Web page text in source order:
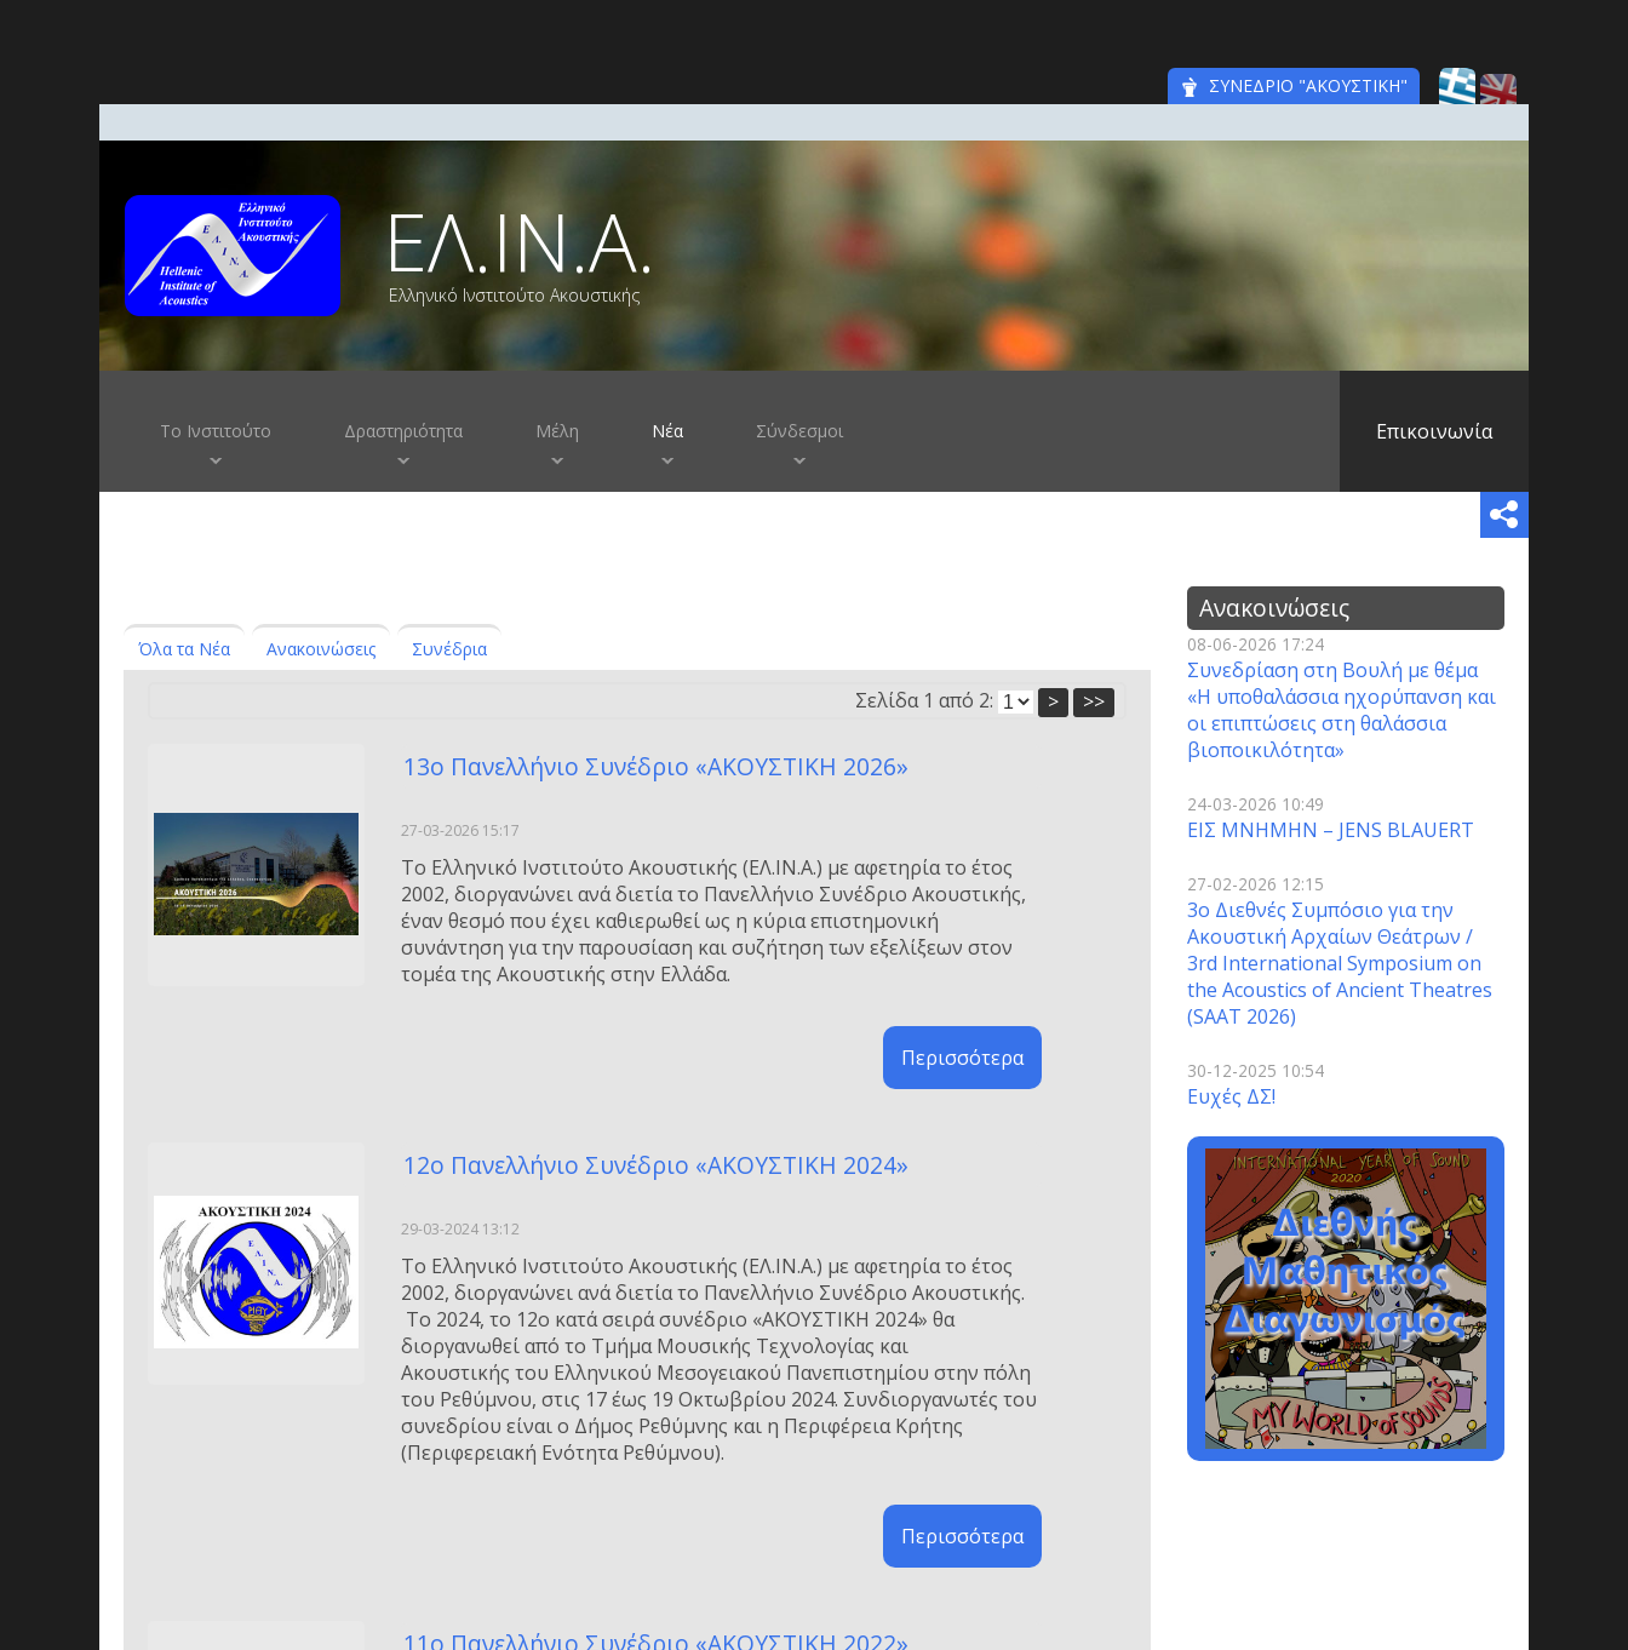
ΣΥΝΕΔΡΙΟ "ΑΚΟΥΣΤΙΚΗ"
ΕΛ.ΙΝ.Α.
Ελληνικό Ινστιτούτο Ακουστικής
Το Ινστιτούτο Δραστηριότητα Μέλη Νέα Σύνδεσμοι Επικοινωνία
Όλα τα Νέα Ανακοινώσεις Συνέδρια
Σελίδα 1 από 2: > >>
13o Πανελλήνιο Συνέδριο «ΑΚΟΥΣΤΙΚΗ 2026»
27-03-2026 15:17
Το Ελληνικό Ινστιτούτο Ακουστικής (ΕΛ.ΙΝ.Α.) με αφετηρία το έτος
2002, διοργανώνει ανά διετία το Πανελλήνιο Συνέδριο Ακουστικής,
έναν θεσμό που έχει καθιερωθεί ως η κύρια επιστημονική
συνάντηση για την παρουσίαση και συζήτηση των εξελίξεων στον
τομέα της Ακουστικής στην Ελλάδα.
Περισσότερα
12o Πανελλήνιο Συνέδριο «ΑΚΟΥΣΤΙΚΗ 2024»
29-03-2024 13:12
Το Ελληνικό Ινστιτούτο Ακουστικής (ΕΛ.ΙΝ.Α.) με αφετηρία το έτος
2002, διοργανώνει ανά διετία το Πανελλήνιο Συνέδριο Ακουστικής.
Το 2024, το 12ο κατά σειρά συνέδριο «ΑΚΟΥΣΤΙΚΗ 2024» θα
διοργανωθεί από το Τμήμα Μουσικής Τεχνολογίας και
Ακουστικής του Ελληνικού Μεσογειακού Πανεπιστημίου στην πόλη
του Ρεθύμνου, στις 17 έως 19 Οκτωβρίου 2024. Συνδιοργανωτές του
συνεδρίου είναι ο Δήμος Ρεθύμνης και η Περιφέρεια Κρήτης
(Περιφερειακή Ενότητα Ρεθύμνου).
Περισσότερα
Ανακοινώσεις
08-06-2026 17:24
Συνεδρίαση στη Βουλή με θέμα
«Η υποθαλάσσια ηχορύπανση και
οι επιπτώσεις στη θαλάσσια
βιοποικιλότητα»
24-03-2026 10:49
ΕΙΣ ΜΝΗΜΗΝ – JENS BLAUERT
27-02-2026 12:15
3o Διεθνές Συμπόσιο για την
Ακουστική Αρχαίων Θεάτρων /
3rd International Symposium on
the Acoustics of Ancient Theatres
(SAAT 2026)
30-12-2025 10:54
Ευχές ΔΣ!